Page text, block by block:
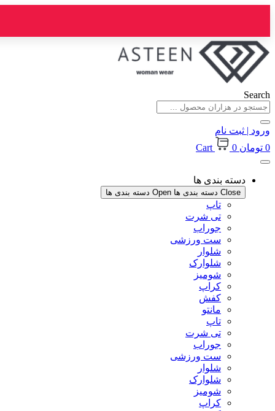
پرش
به
محتوا
Search
ورود | ثبت نام
0 تومان 0
Cart
دسته بندی ها
Close دسته بندی ها Open دسته بندی ها
تاپ
تی شرت
جوراب
ست ورزشی
شلوار
شلوارک
شومیز
کراپ
کفش
مانتو
تاپ
تی شرت
جوراب
ست ورزشی
شلوار
شلوارک
شومیز
کراپ